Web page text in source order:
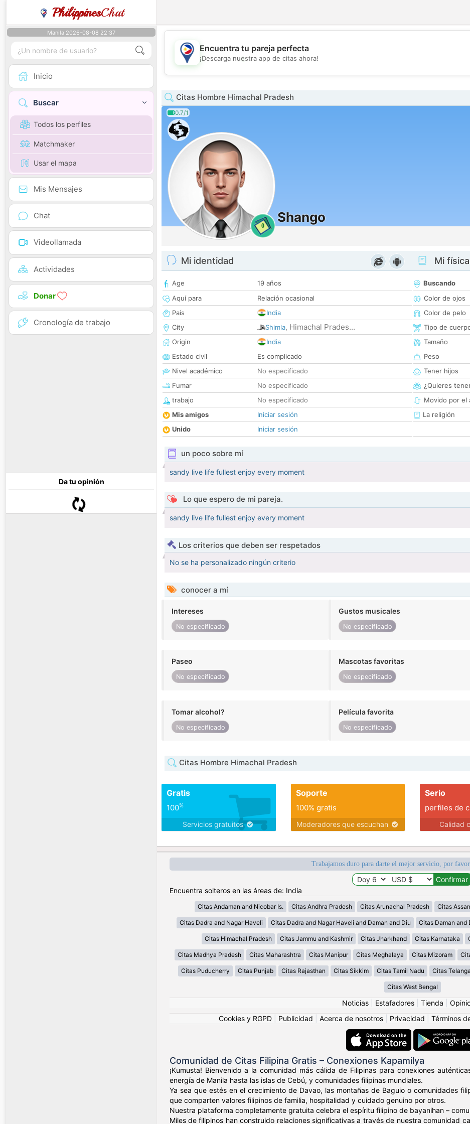
PhilippinesChat
Manila 2026-08-08 22:37
Inicio
Buscar
Todos los perfiles
Matchmaker
Usar el mapa
Mis Mensajes
Chat
Videollamada
Actividades
Donar
Cronología de trabajo
Da tu opinión
💖
💕
Encuentra tu pareja perfecta
¡Descarga nuestra app de citas ahora!
Citas Hombre Himachal Pradesh
0.7/1
0
Shango
Mi identidad
Age
19 años
Aquí para
Relación ocasional
País
India
City
Shimla, Himachal Prades...
Origin
India
Estado civil
Es complicado
Nivel académico
No especificado
Fumar
No especificado
trabajo
No especificado
Mis amigos
Iniciar sesión
Unido
Iniciar sesión
Mi
Buscando
Color de ojos
Color de pelo
Tipo de
Tamaño
Peso
Tener hijos
¿Quieres
Movido por el
La religión
un poco sobre mí
sandy live life fullest enjoy every moment
Lo que espero de mi pareja.
sandy live life fullest enjoy every moment
Los criterios que deben ser respetados
No se ha personalizado ningún criterio
conocer a mí
Intereses
No especificado
Gustos musicales
No especificado
Paseo
No especificado
Mascotas favoritas
No especificado
Tomar alcohol?
No especificado
Película favorita
No especificado
Citas Hombre Himachal Pradesh
Gratis
100%
Servicios gratuitos
Soporte
100% gratis
Moderadores que escuchan
Serio
perfiles de
Calidad
Trabajamos duro para darte el mejor servicio, por
Encuentra solteros en las áreas de: India
Citas Andaman and Nicobar Is. Citas Andhra Pradesh Citas Arunachal Pradesh Citas
Citas Dadra and Nagar Haveli Citas Dadra and Nagar Haveli and Daman and Diu Citas Daman and
Citas Himachal Pradesh Citas Jammu and Kashmir Citas Jharkhand Citas Karnataka
Citas Madhya Pradesh Citas Maharashtra Citas Manipur Citas Meghalaya Citas Mizoram
Citas Puducherry Citas Punjab Citas Rajasthan Citas Sikkim Citas Tamil Nadu Citas
Citas West Bengal
Noticias Estafadores Tienda
Cookies y RGPD
Publicidad Acerca de nosotros Privacidad Términos
Comunidad de Citas Filipina Gratis – Conexiones Kapamilya
¡Kumusta! Bienvenido a la comunidad más cálida de Filipinas para conexiones
energía de Manila hasta las islas de Cebú, y comunidades filipinas mundiales.
Ya sea que estés en el crecimiento de Davao, las montañas de Baguio o comunidades
que comparten valores filipinos de familia, hospitalidad y cuidado genuino por otros.
Nuestra plataforma completamente gratuita celebra el espíritu filipino de bayanihan –
Miles de filipinos han construido relaciones significativas a través de nuestra comunidad